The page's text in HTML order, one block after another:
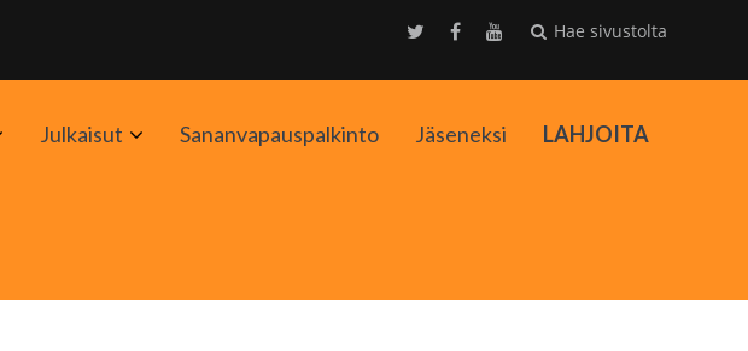
Hae sivustolta
Julkaisut AvaaSananvapauspalkinto Jäseneksi LAHJOITA